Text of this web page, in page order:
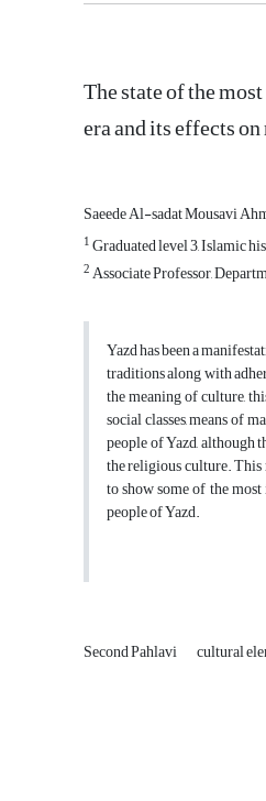
The state of the
era and its effects
Saeede Al-sadat Mousavi
1Graduated level 3, Islamic
2Associate Professor,
Yazd has been a
traditions along with
the meaning of culture,
social classes, means of
people of Yazd, although
the religious culture.
to show some of the
people of Yazd.
Second Pahlavi cultural